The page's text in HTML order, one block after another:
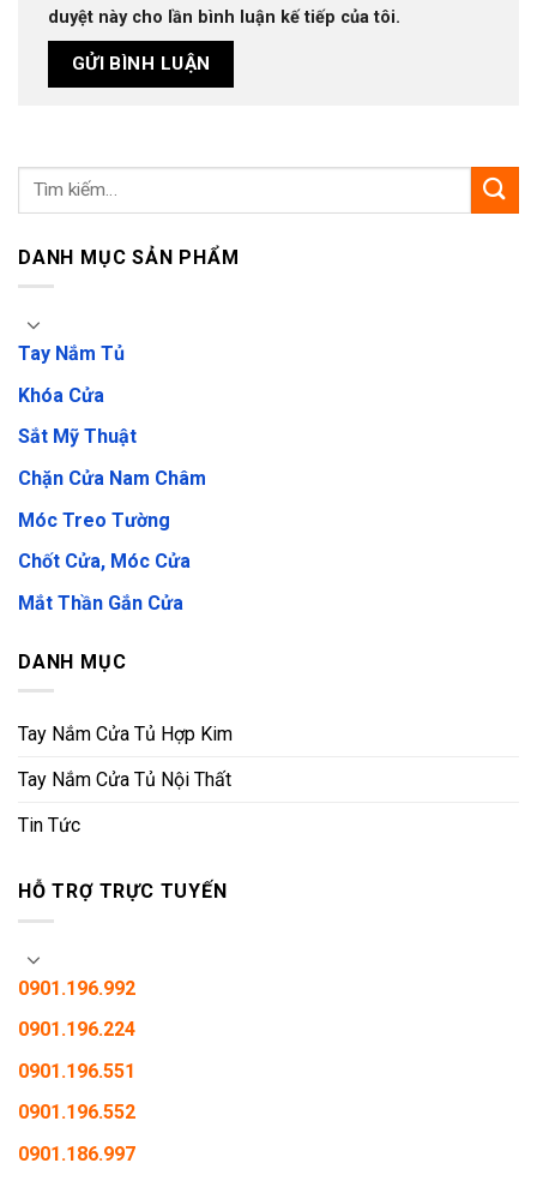
duyệt này cho lần bình luận kế tiếp của tôi.
DANH MỤC SẢN PHẨM
Tay Nắm Tủ
Khóa Cửa
Sắt Mỹ Thuật
Chặn Cửa Nam Châm
Móc Treo Tường
Chốt Cửa, Móc Cửa
Mắt Thần Gắn Cửa
DANH MỤC
Tay Nắm Cửa Tủ Hợp Kim
Tay Nắm Cửa Tủ Nội Thất
Tin Tức
HỖ TRỢ TRỰC TUYẾN
0901.196.992
0901.196.224
0901.196.551
0901.196.552
0901.186.997